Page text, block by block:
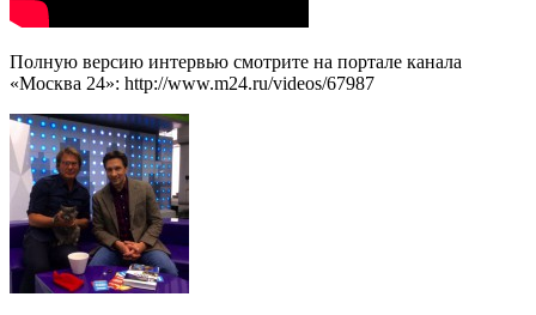
Полную версию интервью смотрите на портале канала
«Москва 24»: http://www.m24.ru/videos/67987